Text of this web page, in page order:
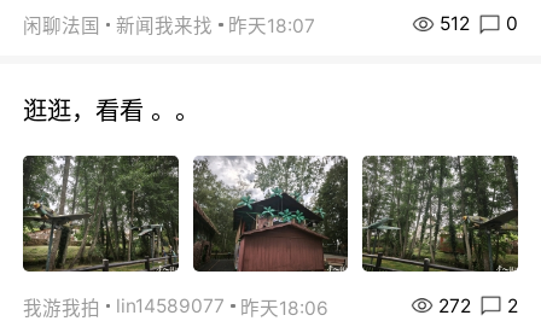
闲聊法国 新闻我来找 昨天18:07 512 0
逛逛，看看 。。
我游我拍 lin14589077 昨天18:06 272 2